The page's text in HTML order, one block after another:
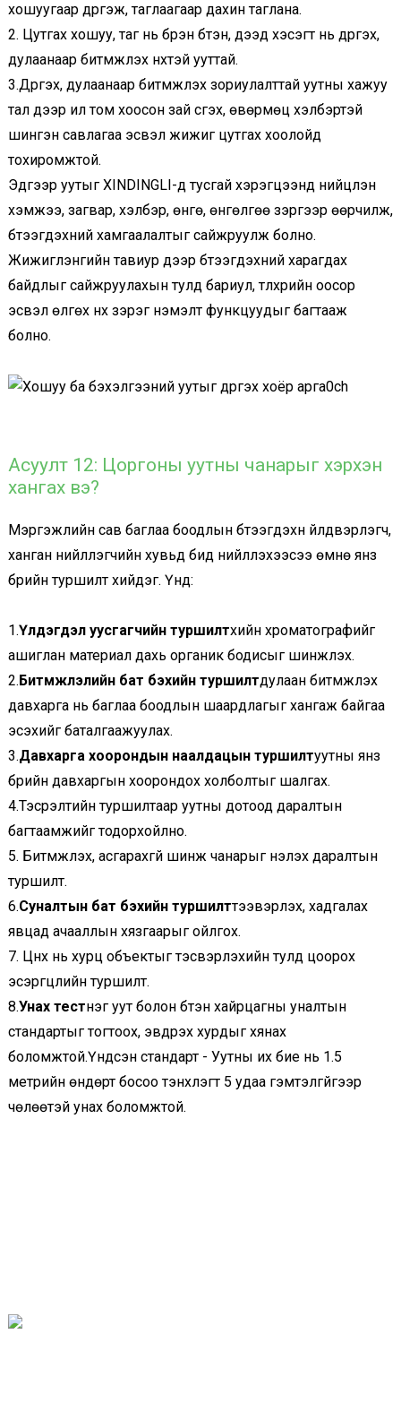
хошуугаар дүүргэж, таглаагаар дахин таглана.
2. Цутгах хошуу, таг нь бүрэн бүтэн, дээд хэсэгт нь дүүргэх,
дулаанаар битүүмжлэх нүхтэй ууттай.
3.Дүүргэх, дулаанаар битүүмжлэх зориулалттай уутны хажуу
тал дээр илүү том хоосон зай үүсгэх, өвөрмөц хэлбэртэй
шингэн савлагаа эсвэл жижиг цутгах хоолойд
тохиромжтой.
Эдгээр уутыг XINDINGLI-д тусгай хэрэгцээнд нийцүүлэн
хэмжээ, загвар, хэлбэр, өнгө, өнгөлгөө зэргээр өөрчилж,
бүтээгдэхүүний хамгаалалтыг сайжруулж болно.
Жижиглэнгийн тавиур дээр бүтээгдэхүүний харагдах
байдлыг сайжруулахын тулд бариул, түлхүүрийн оосор
эсвэл өлгөх нүх зэрэг нэмэлт функцуудыг багтааж
болно.
Асуулт 12: Цоргоны уутны чанарыг хэрхэн
хангах вэ?
Мэргэжлийн сав баглаа боодлын бүтээгдэхүүн үйлдвэрлэгч,
ханган нийлүүлэгчийн хувьд бид нийлүүлэхээсээ өмнө янз
бүрийн туршилт хийдэг. Үүнд:
1.Үлдэгдэл уусгагчийн туршилтхийн хроматографийг
ашиглан материал дахь органик бодисыг шинжлэх.
2.Битүүмжлэлийн бат бэхийн туршилтдулаан битүүмжлэх
давхарга нь баглаа боодлын шаардлагыг хангаж байгаа
эсэхийг баталгаажуулах.
3.Давхарга хоорондын наалдацын туршилтуутны янз
бүрийн давхаргын хоорондох холболтыг шалгах.
4.Тэсрэлтийн туршилтаар уутны дотоод даралтын
багтаамжийг тодорхойлно.
5. Битүүмжлэх, асгарахгүй шинж чанарыг үнэлэх даралтын
туршилт.
6.Суналтын бат бэхийн туршилттээвэрлэх, хадгалах
явцад ачааллын хязгаарыг ойлгох.
7. Цүнх нь хурц объектыг тэсвэрлэхийн тулд цоорох
эсэргүүцлийн туршилт.
8.Унах тестнэг уут болон бүтэн хайрцагны уналтын
стандартыг тогтоох, эвдрэх хурдыг хянах
боломжтой.Үндсэн стандарт - Уутны их бие нь 1.5
метрийн өндөрт босоо тэнхлэгт 5 удаа гэмтэлгүйгээр
чөлөөтэй унах боломжтой.